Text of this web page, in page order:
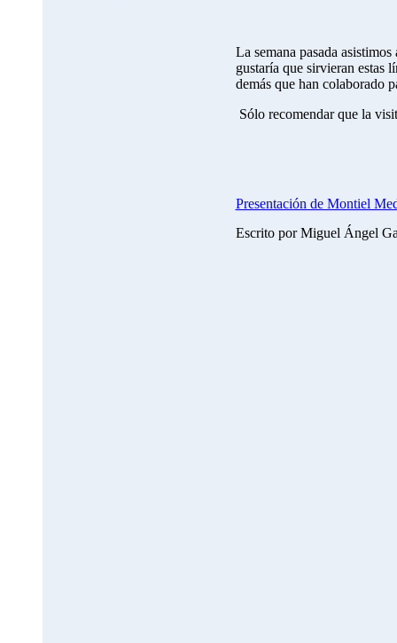
La semana pasada
gustaría que sirvieran estas
demás que han colaborado
Sólo recomendar que la
Presentación de Montiel
Escrito por Miguel Ángel